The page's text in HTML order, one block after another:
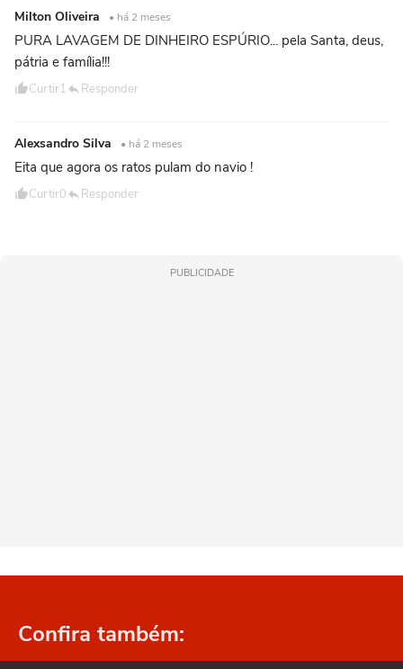
Milton Oliveira • há 2 meses
PURA LAVAGEM DE DINHEIRO ESPÚRIO... pela Santa, deus,
pátria e família!!!
Curtir1 Responder
Alexsandro Silva • há 2 meses
Eita que agora os ratos pulam do navio !
Curtir0 Responder
PUBLICIDADE
Confira também: